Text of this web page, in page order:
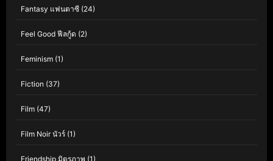
Fantasy แฟนตาซี (24)
Feel Good ฟีลกู้ด (2)
Feminism (1)
Fiction (37)
Film (47)
Film Noir นัวร์ (1)
Friendship มิตรภาพ (1)